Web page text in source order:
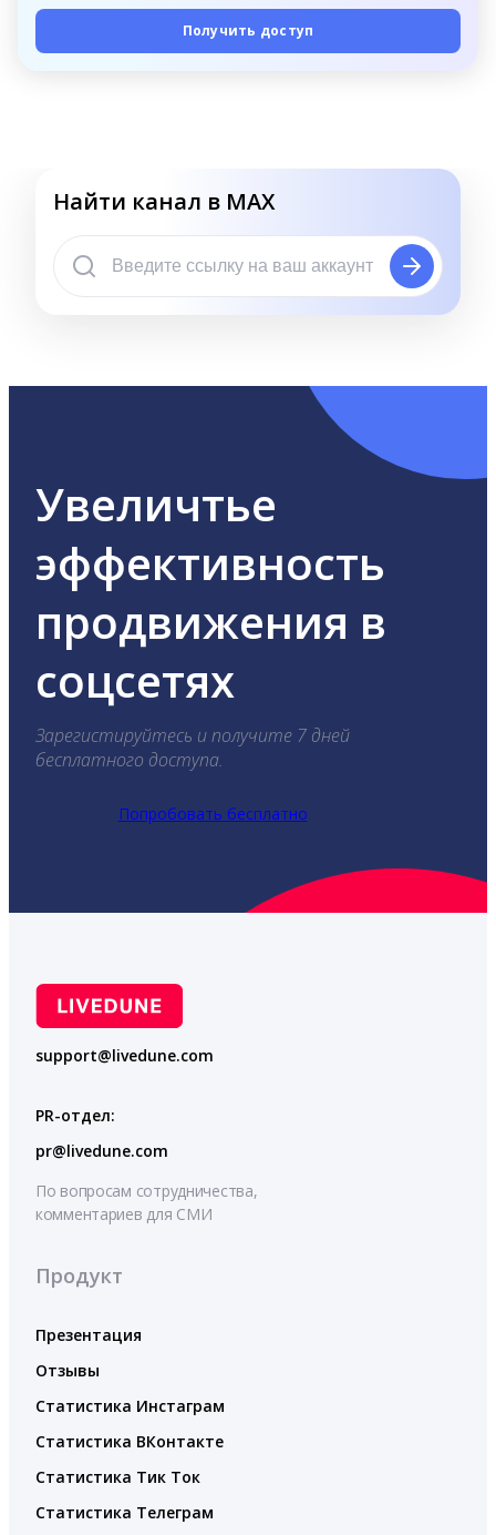
Получить доступ
Найти канал в MAX
Увеличтье
эффективность
продвижения в
соцсетях
Зарегистируйтесь и получите 7 дней
бесплатного доступа.
Попробовать бесплатно
support@livedune.com
PR-отдел:
pr@livedune.com
По вопросам сотрудничества,
комментариев для СМИ
Продукт
Презентация
Отзывы
Статистика Инстаграм
Статистика ВКонтакте
Статистика Тик Ток
Статистика Телеграм